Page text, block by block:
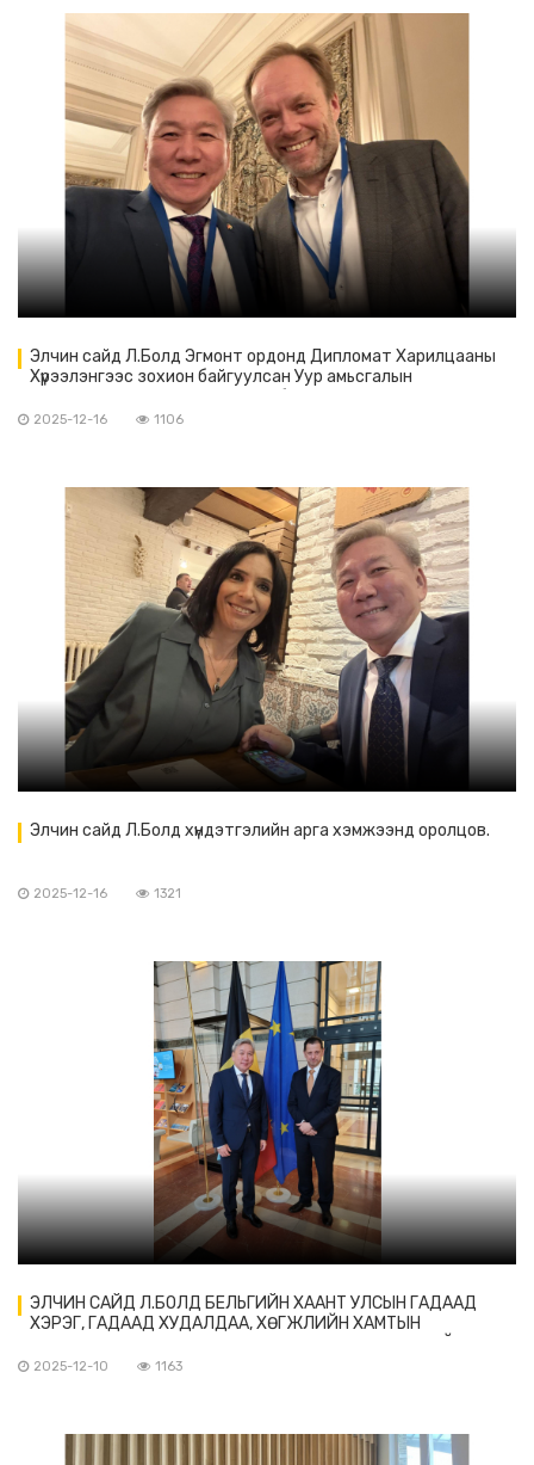
Элчин сайд Л.Болд Эгмонт ордонд Дипломат Харилцааны
Хүрээлэнгээс зохион байгуулсан Уур амьсгалын
болон дэлхийн бодлогод үзүүлэх нөлөөллийн талаар
2025-12-16 1106
Элчин сайд Л.Болд хүндэтгэлийн арга хэмжээнд оролцов.
2025-12-16 1321
ЭЛЧИН САЙД Л.БОЛД БЕЛЬГИЙН ХААНТ УЛСЫН ГАДААД
ХЭРЭГ, ГАДААД ХУДАЛДАА, ХӨГЖЛИЙН ХАМТЫН
ЗАХИРАЛ ЙОРИС САЛДЕНТЭЙ УУЛЗАВ
2025-12-10 1163